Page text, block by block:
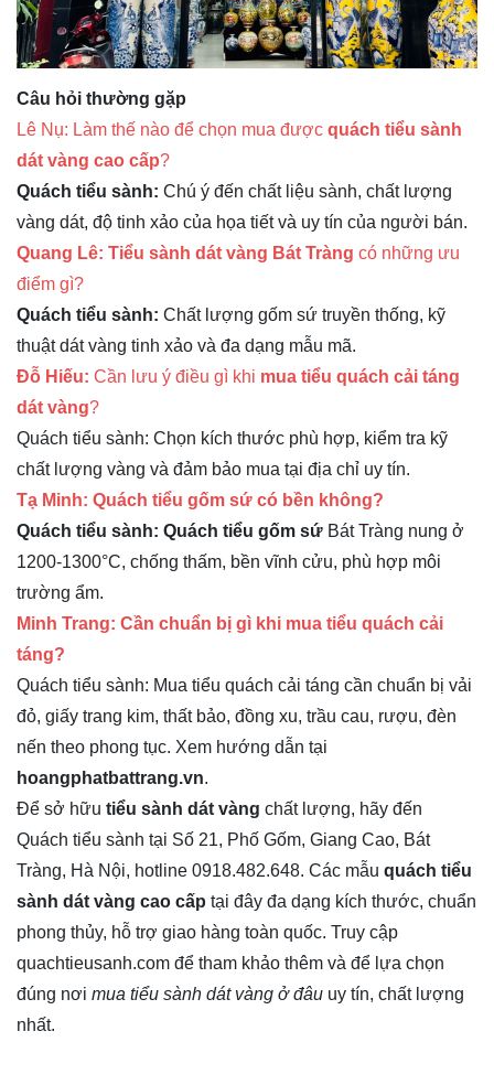
Câu hỏi thường gặp
Lê Nụ: Làm thế nào để chọn mua được quách tiểu sành
dát vàng cao cấp?
Quách tiểu sành: Chú ý đến chất liệu sành, chất lượng
vàng dát, độ tinh xảo của họa tiết và uy tín của người bán.
Quang Lê: Tiểu sành dát vàng Bát Tràng có những ưu
điểm gì?
Quách tiểu sành: Chất lượng gốm sứ truyền thống, kỹ
thuật dát vàng tinh xảo và đa dạng mẫu mã.
Đỗ Hiếu: Cần lưu ý điều gì khi mua tiểu quách cải táng
dát vàng?
Quách tiểu sành: Chọn kích thước phù hợp, kiểm tra kỹ
chất lượng vàng và đảm bảo mua tại địa chỉ uy tín.
Tạ Minh: Quách tiểu gốm sứ có bền không?
Quách tiểu sành: Quách tiểu gốm sứ Bát Tràng nung ở
1200-1300°C, chống thấm, bền vĩnh cửu, phù hợp môi
trường ẩm.
Minh Trang: Cần chuẩn bị gì khi mua tiểu quách cải
táng?
Quách tiểu sành: Mua tiểu quách cải táng cần chuẩn bị vải
đỏ, giấy trang kim, thất bảo, đồng xu, trầu cau, rượu, đèn
nến theo phong tục. Xem hướng dẫn tại
hoangphatbattrang.vn.
Để sở hữu tiểu sành dát vàng chất lượng, hãy đến
Quách tiểu sành tại Số 21, Phố Gốm, Giang Cao, Bát
Tràng, Hà Nội, hotline 0918.482.648. Các mẫu quách tiểu
sành dát vàng cao cấp tại đây đa dạng kích thước, chuẩn
phong thủy, hỗ trợ giao hàng toàn quốc. Truy cập
quachtieusanh.com để tham khảo thêm và để lựa chọn
đúng nơi mua tiểu sành dát vàng ở đâu uy tín, chất lượng
nhất.